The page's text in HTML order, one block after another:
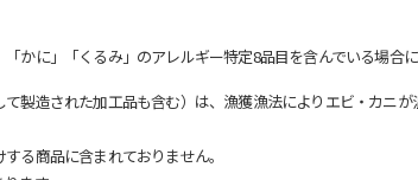
かに」「くるみ」のアレルギー特定8品目を含んでいる場合に
製造された加工品も含む）は、漁獲漁法によりエビ・カニ
る商品に含まれておりません。